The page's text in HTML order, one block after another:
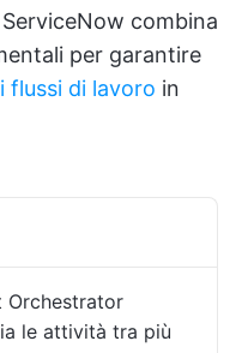
combina
per garantire
flussi di lavoro in
Orchestrator
le attività tra più